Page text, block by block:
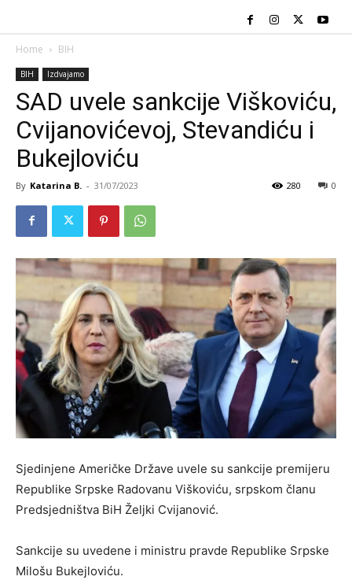
Home BIH
BIH Izdvajamo
SAD uvele sankcije Viškoviću,
Cvijanovićevoj, Stevandiću i
Bukejloviću
By Katarina B. - 31/07/2023 0
280
Sjedinjene Američke Države uvele su sankcije premijeru
Republike Srpske Radovanu Viškoviću, srpskom članu
Predsjedništva BiH Željki Cvijanović.
Sankcije su uvedene i ministru pravde Republike Srpske
Milošu Bukejloviću.